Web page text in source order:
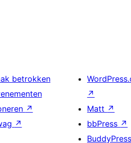
betrokken
↗
↗
↗
Matt ↗
bbPress ↗
BuddyPress